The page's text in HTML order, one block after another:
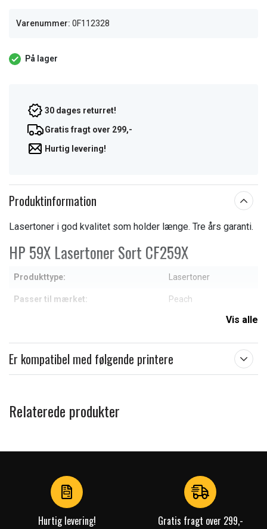
Varenummer: 0F112328
På lager
30 dages returret!
Gratis fragt over 299,-
Hurtig levering!
Produktinformation
Lasertoner i god kvalitet som holder længe. Tre års garanti.
HP 59X Lasertoner Sort CF259X
Produkttype: Lasertoner
Passer til mærket: Peach
Vis alle
Er kompatibel med følgende printere
Relaterede produkter
Hurtig levering! Gratis fragt over 299,-